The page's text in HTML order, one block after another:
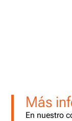
Más
En nuestro